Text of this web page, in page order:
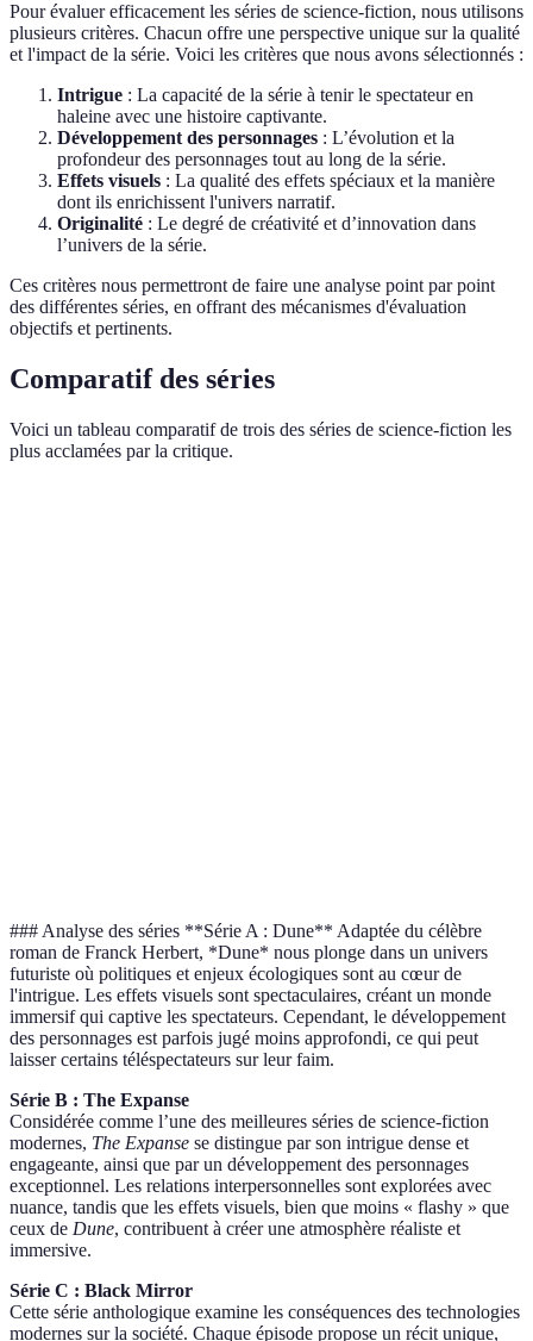
Pour évaluer efficacement les séries de science-fiction, nous utilisons
plusieurs critères. Chacun offre une perspective unique sur la qualité
et l'impact de la série. Voici les critères que nous avons sélectionnés :
Intrigue : La capacité de la série à tenir le spectateur en
haleine avec une histoire captivante.
Développement des personnages : L’évolution et la
profondeur des personnages tout au long de la série.
Effets visuels : La qualité des effets spéciaux et la manière
dont ils enrichissent l'univers narratif.
Originalité : Le degré de créativité et d’innovation dans
l’univers de la série.
Ces critères nous permettront de faire une analyse point par point
des différentes séries, en offrant des mécanismes d'évaluation
objectifs et pertinents.
Comparatif des séries
Voici un tableau comparatif de trois des séries de science-fiction les
plus acclamées par la critique.
### Analyse des séries **Série A : Dune** Adaptée du célèbre
roman de Franck Herbert, *Dune* nous plonge dans un univers
futuriste où politiques et enjeux écologiques sont au cœur de
l'intrigue. Les effets visuels sont spectaculaires, créant un monde
immersif qui captive les spectateurs. Cependant, le développement
des personnages est parfois jugé moins approfondi, ce qui peut
laisser certains téléspectateurs sur leur faim.
Série B : The Expanse
Considérée comme l’une des meilleures séries de science-fiction
modernes, The Expanse se distingue par son intrigue dense et
engageante, ainsi que par un développement des personnages
exceptionnel. Les relations interpersonnelles sont explorées avec
nuance, tandis que les effets visuels, bien que moins « flashy » que
ceux de Dune, contribuent à créer une atmosphère réaliste et
immersive.
Série C : Black Mirror
Cette série anthologique examine les conséquences des technologies
modernes sur la société. Chaque épisode propose un récit unique,